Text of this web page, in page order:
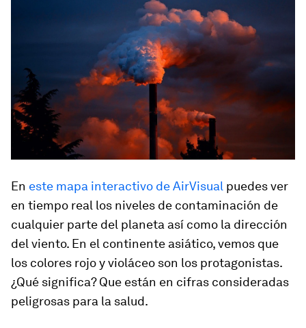
En este mapa interactivo de AirVisual puedes ver
en tiempo real los niveles de contaminación de
cualquier parte del planeta así como la dirección
del viento. En el continente asiático, vemos que
los colores rojo y violáceo son los protagonistas.
¿Qué significa? Que están en cifras consideradas
peligrosas para la salud.